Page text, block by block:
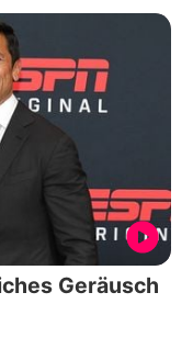
Geräusch